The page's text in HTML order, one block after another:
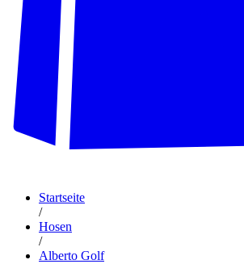
Startseite
/
Hosen
/
Alberto Golf